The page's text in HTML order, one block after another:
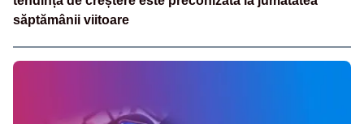
săptămânii viitoare